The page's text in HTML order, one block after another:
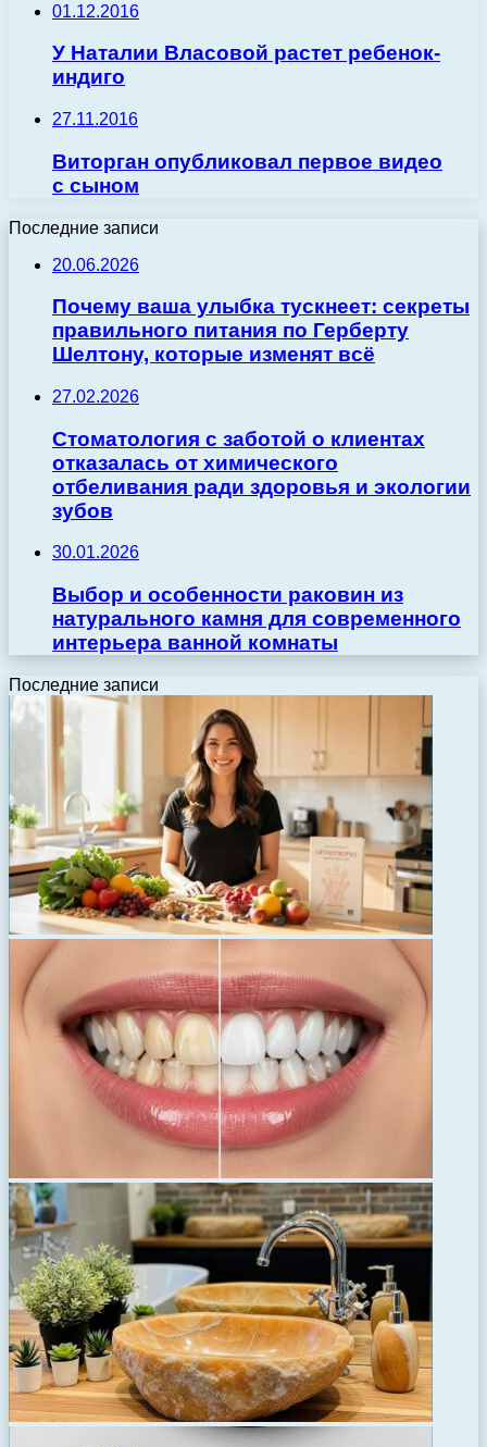
01.12.2016
У Наталии Власовой растет ребенок-
индиго
27.11.2016
Виторган опубликовал первое видео
с сыном
Последние записи
20.06.2026
Почему ваша улыбка тускнеет: секреты
правильного питания по Герберту
Шелтону, которые изменят всё
27.02.2026
Стоматология с заботой о клиентах
отказалась от химического
отбеливания ради здоровья и экологии
зубов
30.01.2026
Выбор и особенности раковин из
натурального камня для современного
интерьера ванной комнаты
Последние записи